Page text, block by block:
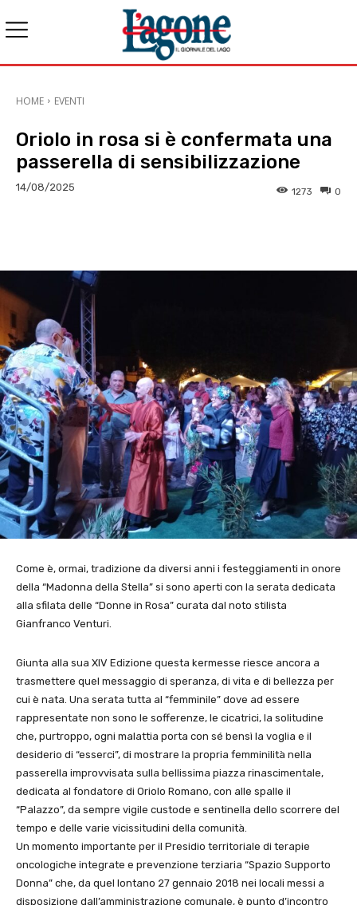
HOME EVENTI
Oriolo in rosa si è confermata una
passerella di sensibilizzazione
14/08/2025 0
1273
Come è, ormai, tradizione da diversi anni i festeggiamenti in onore
della “Madonna della Stella” si sono aperti con la serata dedicata
alla sfilata delle “Donne in Rosa” curata dal noto stilista
Gianfranco Venturi.
Giunta alla sua XIV Edizione questa kermesse riesce ancora a
trasmettere quel messaggio di speranza, di vita e di bellezza per
cui è nata. Una serata tutta al “femminile” dove ad essere
rappresentate non sono le sofferenze, le cicatrici, la solitudine
che, purtroppo, ogni malattia porta con sé bensì la voglia e il
desiderio di “esserci”, di mostrare la propria femminilità nella
passerella improvvisata sulla bellissima piazza rinascimentale,
dedicata al fondatore di Oriolo Romano, con alle spalle il
“Palazzo”, da sempre vigile custode e sentinella dello scorrere del
tempo e delle varie vicissitudini della comunità.
Un momento importante per il Presidio territoriale di terapie
oncologiche integrate e prevenzione terziaria “Spazio Supporto
Donna” che, da quel lontano 27 gennaio 2018 nei locali messi a
disposizione dall’amministrazione comunale, è punto d’incontro